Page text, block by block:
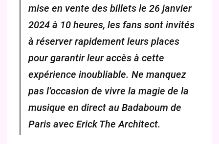
mise en vente des billets le 26 janvier
2024 à 10 heures, les fans sont invités
à réserver rapidement leurs places
pour garantir leur accès à cette
expérience inoubliable. Ne manquez
pas l’occasion de vivre la magie de la
musique en direct au Badaboum de
Paris avec Erick The Architect.